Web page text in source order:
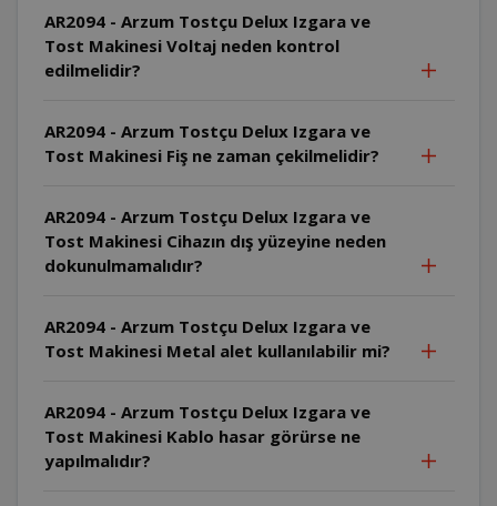
AR2094 - Arzum Tostçu Delux Izgara ve
Tost Makinesi Voltaj neden kontrol
edilmelidir?
AR2094 - Arzum Tostçu Delux Izgara ve
Tost Makinesi Fiş ne zaman çekilmelidir?
AR2094 - Arzum Tostçu Delux Izgara ve
Tost Makinesi Cihazın dış yüzeyine neden
dokunulmamalıdır?
AR2094 - Arzum Tostçu Delux Izgara ve
Tost Makinesi Metal alet kullanılabilir mi?
AR2094 - Arzum Tostçu Delux Izgara ve
Tost Makinesi Kablo hasar görürse ne
yapılmalıdır?